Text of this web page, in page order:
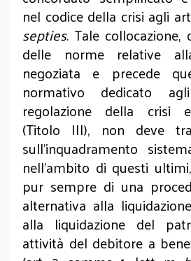
nel codice della crisi agli
septies. Tale collocazione,
delle norme relative
negoziata e precede
normativo dedicato
regolazione della crisi e
(Titolo III), non deve
sull’inquadramento
nell’ambito di questi
pur sempre di una
alternativa alla
alla liquidazione del
attività del debitore a